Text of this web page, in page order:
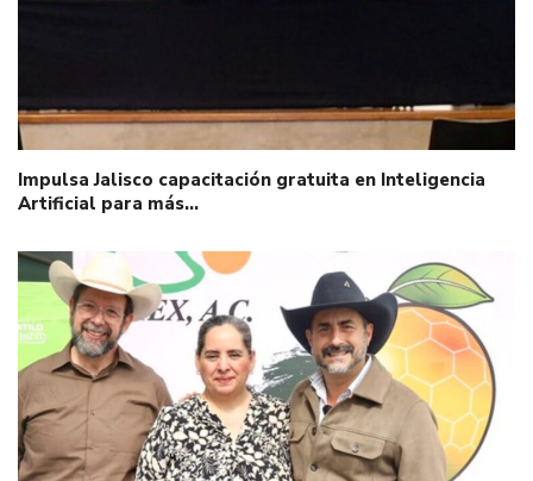
Impulsa Jalisco capacitación gratuita en Inteligencia
Artificial para más…